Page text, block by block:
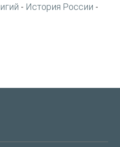
- История России -